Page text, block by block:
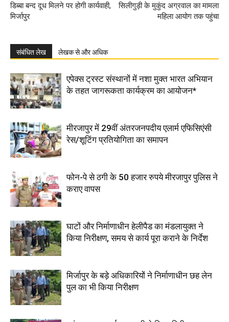
डिब्बा बन्द दूध मिलने पर होगी कार्यवाही,
मिर्जापुर
सिलीगुड़ी के मुकुंद अग्रवाल का मामला
महिला आयोग तक पहुंचा
संबंधित लेख लेखक से और अधिक
एपेक्स ट्रस्ट संस्थानों में नशा मुक्त भारत अभियान
के तहत जागरूकता कार्यक्रम का आयोजन*
मीरजापुर में 29वीं अंतरजनपदीय एलार्म एफिसिएंसी
रेस/शूटिंग प्रतियोगिता का समापन
फोन-पे से ठगी के 50 हजार रुपये मीरजापुर पुलिस ने
कराए वापस
घाटों और निर्माणाधीन हेलीपैड का मंडलायुक्त ने
किया निरीक्षण, समय से कार्य पूरा कराने के निर्देश
मिर्जापुर के बड़े अधिकारियों ने निर्माणाधीन छह लेन
पुल का भी किया निरीक्षण